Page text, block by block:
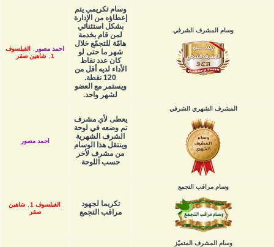
وسام المشرف الشرفي
وسام تكريمي يتم
إعطاؤه من الإدارة
بشكل استثنائي
لمن قام بخدمة
هامّة للتجمّع خلال
شهر ما حتى لو
كان عدد نقاط
الأداء لديه أقل من
120 نقطة.
ويستمر مع العضو
لشهر واحد.
احمد مصور
الفيلسوف
1
شاهين صقر
المشرف الشهري الشرفي
يعطى لأي مشرف
تم وضعه في لوحة
الشرف الشهرية
وينتقل هذا الوسام
من مشرف لأخر
حسب اللوحة
احمد مصور
وسام مراقب التجمع
تكريما لجهود
مراقب التجمع
الفيلسوف 1
شاهين
صقر
وسام المشرف المتميّز